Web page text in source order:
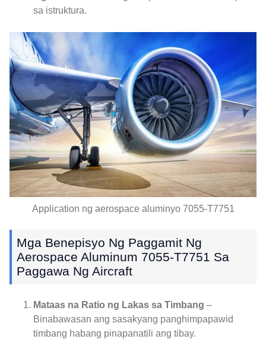
sa istruktura.
Application ng aerospace aluminyo 7055-T7751
Mga Benepisyo Ng Paggamit Ng
Aerospace Aluminum 7055-T7751 Sa
Paggawa Ng Aircraft
Mataas na Ratio ng Lakas sa Timbang –
Binabawasan ang sasakyang panghimpapawid
timbang habang pinapanatili ang tibay.